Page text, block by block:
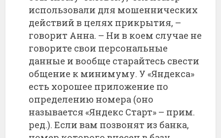
использовали для мошеннических
действий в целях прикрытия, –
говорит Анна. – Ни в коем случае не
говорите свои персональные
данные и вообще старайтесь свести
общение к минимуму. У «Яндекса»
есть хорошее приложение по
определению номера (оно
называется «Яндекс Старт» – прим.
ред.). Если вам позвонят из банка,